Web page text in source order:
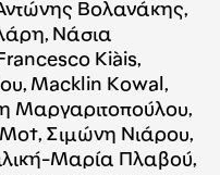
Βολανάκης,
Νάσια
Kiàis,
Macklin Kowal,
Μαργαριτοπούλου,
Σιμώνη Νιάρου,
Μαρία Πλαβού,